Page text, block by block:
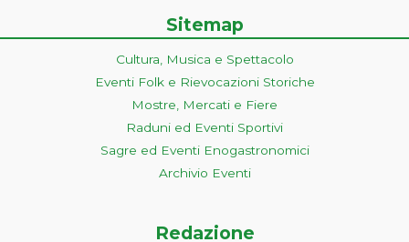
Sitemap
Cultura, Musica e Spettacolo
Eventi Folk e Rievocazioni Storiche
Mostre, Mercati e Fiere
Raduni ed Eventi Sportivi
Sagre ed Eventi Enogastronomici
Archivio Eventi
Redazione